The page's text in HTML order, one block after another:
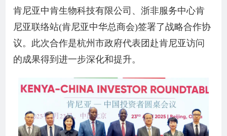
肯尼亚中肯生物科技有限公司、浙非服务中心肯
尼亚联络站(肯尼亚中华总商会)签署了战略合作协
议。此次合作是杭州市政府代表团赴肯尼亚访问
的成果得到进一步深化和提升。